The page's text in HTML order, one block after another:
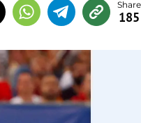
185